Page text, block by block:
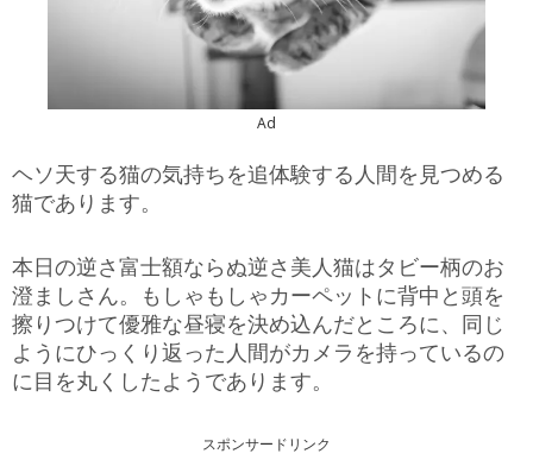
Ad
ヘソ天する猫の気持ちを追体験する人間を見つめる
猫であります。
本日の逆さ富士額ならぬ逆さ美人猫はタビー柄のお
澄ましさん。もしゃもしゃカーペットに背中と頭を
擦りつけて優雅な昼寝を決め込んだところに、同じ
ようにひっくり返った人間がカメラを持っているの
に目を丸くしたようであります。
スポンサードリンク